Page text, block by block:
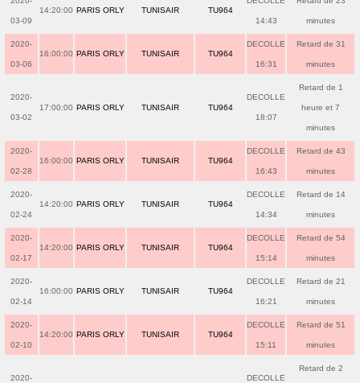
03-09
14:20:00 PARIS ORLY TUNISAIR TU964
14:43 minutes
2020-
03-06
16:00:00 PARIS ORLY TUNISAIR TU964
DECOLLE
16:31
Retard de 31
minutes
2020-
03-02
17:00:00 PARIS ORLY TUNISAIR TU964
DECOLLE
18:07
Retard de 1
heure et 7
minutes
2020-
02-28
16:00:00 PARIS ORLY TUNISAIR TU964
DECOLLE
16:43
Retard de 43
minutes
2020-
02-24
14:20:00 PARIS ORLY TUNISAIR TU964
DECOLLE
14:34
Retard de 14
minutes
2020-
02-17
14:20:00 PARIS ORLY TUNISAIR TU964
DECOLLE
15:14
Retard de 54
minutes
2020-
02-14
16:00:00 PARIS ORLY TUNISAIR TU964
DECOLLE
16:21
Retard de 21
minutes
2020-
02-10
14:20:00 PARIS ORLY TUNISAIR TU964
DECOLLE
15:11
Retard de 51
minutes
2020- DECOLLE
Retard de 2